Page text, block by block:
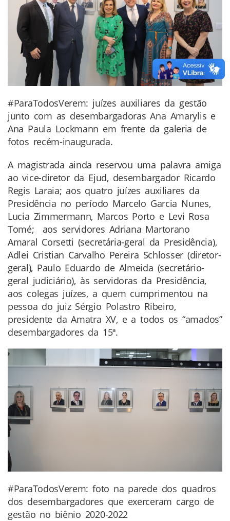
#ParaTodosVerem: juízes auxiliares da gestão
junto com as desembargadoras Ana Amarylis e
Ana Paula Lockmann em frente da galeria de
fotos recém-inaugurada.
A magistrada ainda reservou uma palavra amiga
ao vice-diretor da Ejud, desembargador Ricardo
Regis Laraia; aos quatro juízes auxiliares da
Presidência no período Marcelo Garcia Nunes,
Lucia Zimmermann, Marcos Porto e Levi Rosa
Tomé; aos servidores Adriana Martorano
Amaral Corsetti (secretária-geral da Presidência),
Adlei Cristian Carvalho Pereira Schlosser (diretor-
geral), Paulo Eduardo de Almeida (secretário-
geral judiciário), às servidoras da Presidência,
aos colegas juízes, a quem cumprimentou na
pessoa do juiz Sérgio Polastro Ribeiro,
presidente da Amatra XV, e a todos os “amados”
desembargadores da 15ª.
#ParaTodosVerem: foto na parede dos quadros
dos desembargadores que exerceram cargo de
gestão no biênio 2020-2022